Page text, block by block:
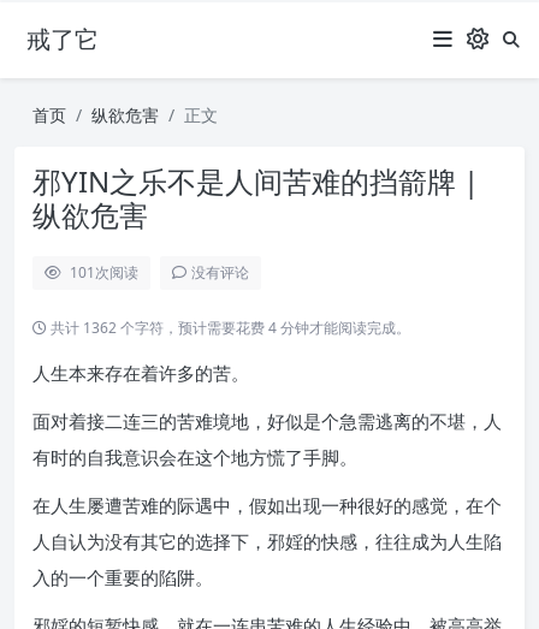
戒了它
首页 纵欲危害 正文
邪YIN之乐不是人间苦难的挡箭牌 |
纵欲危害
101次阅读 没有评论
共计 1362 个字符，预计需要花费 4 分钟才能阅读完成。
人生本来存在着许多的苦。
面对着接二连三的苦难境地，好似是个急需逃离的不堪，人
有时的自我意识会在这个地方慌了手脚。
在人生屡遭苦难的际遇中，假如出现一种很好的感觉，在个
人自认为没有其它的选择下，邪婬的快感，往往成为人生陷
入的一个重要的陷阱。